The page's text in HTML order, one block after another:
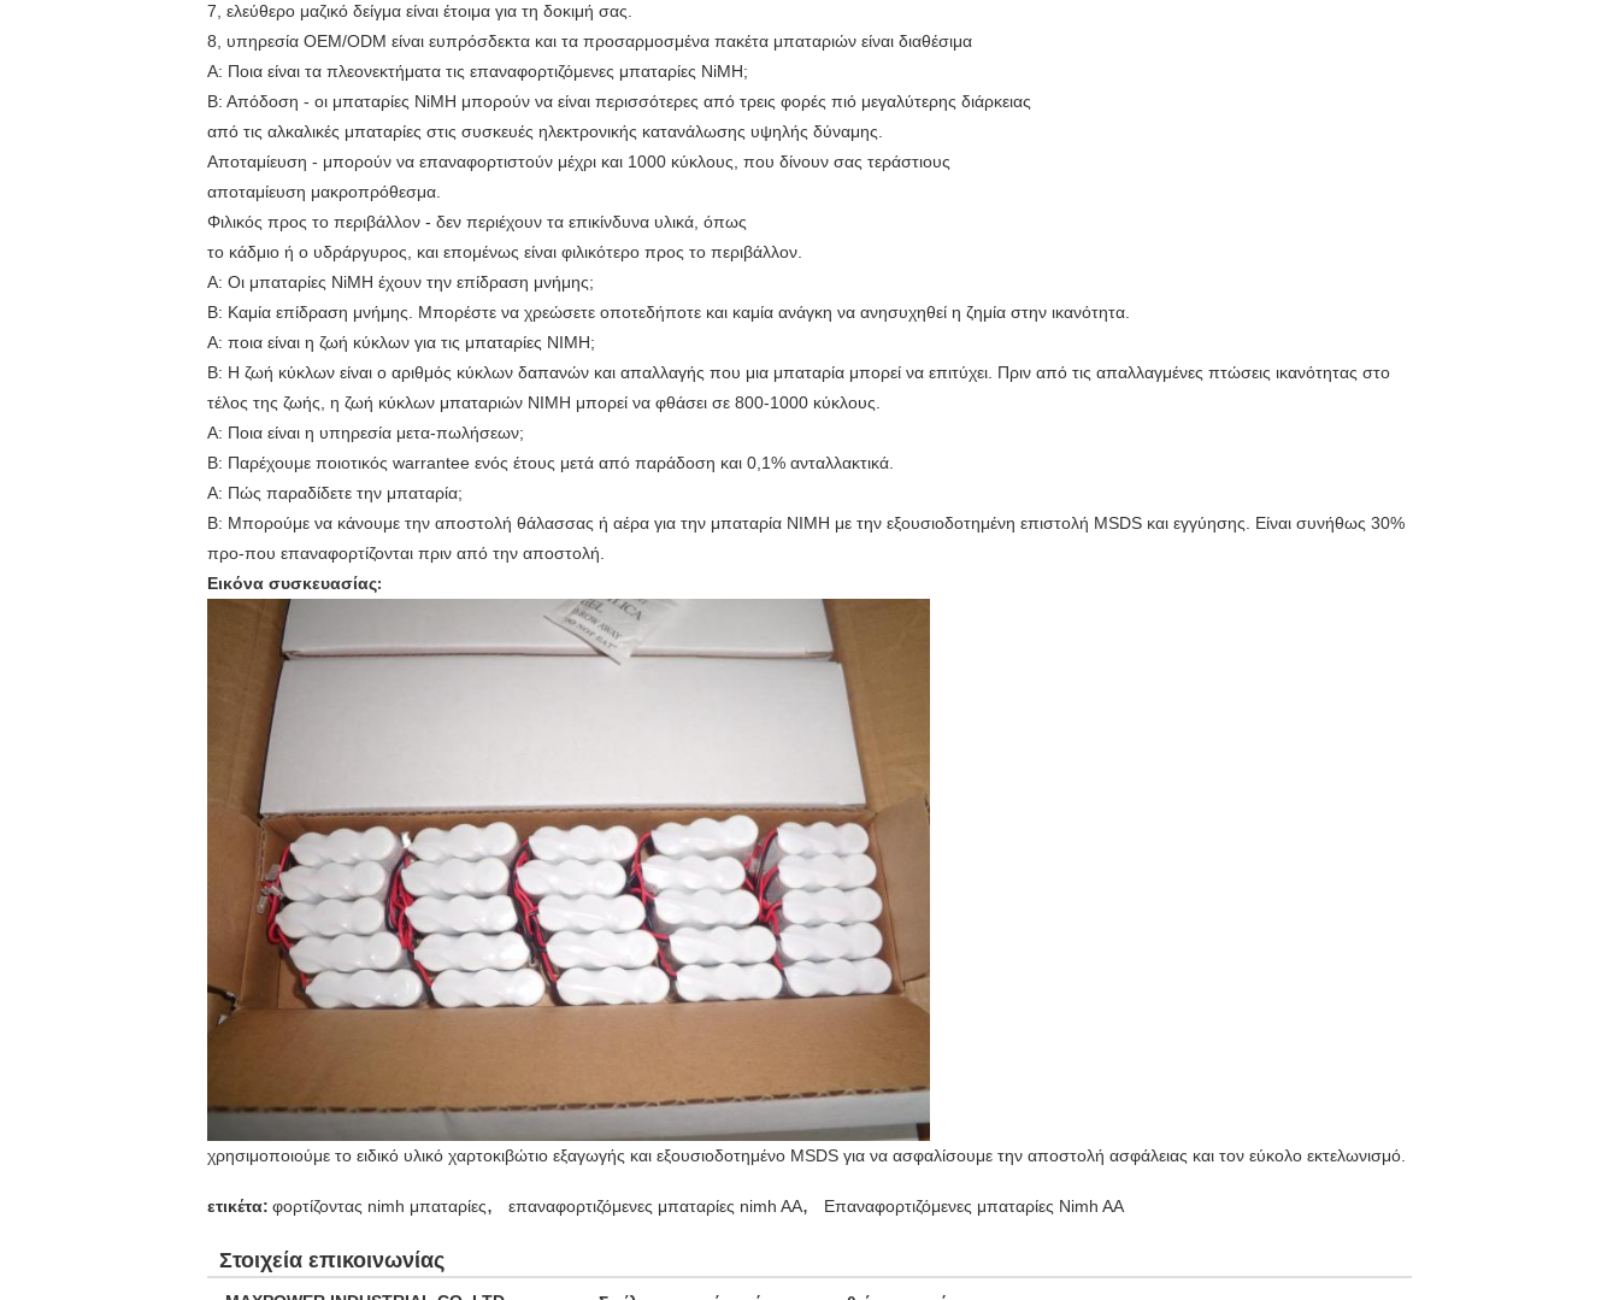
7, ελεύθερο μαζικό δείγμα είναι έτοιμα για τη δοκιμή σας.
8, υπηρεσία OEM/ODM είναι ευπρόσδεκτα και τα προσαρμοσμένα πακέτα μπαταριών είναι διαθέσιμα
Α: Ποια είναι τα πλεονεκτήματα τις επαναφορτιζόμενες μπαταρίες NiMH;
Β: Απόδοση - οι μπαταρίες NiMH μπορούν να είναι περισσότερες από τρεις φορές πιό μεγαλύτερης διάρκειας
από τις αλκαλικές μπαταρίες στις συσκευές ηλεκτρονικής κατανάλωσης υψηλής δύναμης.
Αποταμίευση - μπορούν να επαναφορτιστούν μέχρι και 1000 κύκλους, που δίνουν σας τεράστιους
αποταμίευση μακροπρόθεσμα.
Φιλικός προς το περιβάλλον - δεν περιέχουν τα επικίνδυνα υλικά, όπως
το κάδμιο ή ο υδράργυρος, και επομένως είναι φιλικότερο προς το περιβάλλον.
Α: Οι μπαταρίες NiMH έχουν την επίδραση μνήμης;
Β: Καμία επίδραση μνήμης. Μπορέστε να χρεώσετε οποτεδήποτε και καμία ανάγκη να ανησυχηθεί η ζημία στην ικανότητα.
Α: ποια είναι η ζωή κύκλων για τις μπαταρίες NIMH;
Β: Η ζωή κύκλων είναι ο αριθμός κύκλων δαπανών και απαλλαγής που μια μπαταρία μπορεί να επιτύχει. Πριν από τις απαλλαγμένες πτώσεις ικανότητας στο
τέλος της ζωής, η ζωή κύκλων μπαταριών NIMH μπορεί να φθάσει σε 800-1000 κύκλους.
Α: Ποια είναι η υπηρεσία μετα-πωλήσεων;
Β: Παρέχουμε ποιοτικός warrantee ενός έτους μετά από παράδοση και 0,1% ανταλλακτικά.
Α: Πώς παραδίδετε την μπαταρία;
Β: Μπορούμε να κάνουμε την αποστολή θάλασσας ή αέρα για την μπαταρία NIMH με την εξουσιοδοτημένη επιστολή MSDS και εγγύησης. Είναι συνήθως 30%
προ-που επαναφορτίζονται πριν από την αποστολή.
Εικόνα συσκευασίας:
χρησιμοποιούμε το ειδικό υλικό χαρτοκιβώτιο εξαγωγής και εξουσιοδοτημένο MSDS για να ασφαλίσουμε την αποστολή ασφάλειας και τον εύκολο εκτελωνισμό.
ετικέτα: φορτίζοντας nimh μπαταρίες, επαναφορτιζόμενες μπαταρίες nimh AA, Επαναφορτιζόμενες μπαταρίες Nimh AA
Στοιχεία επικοινωνίας